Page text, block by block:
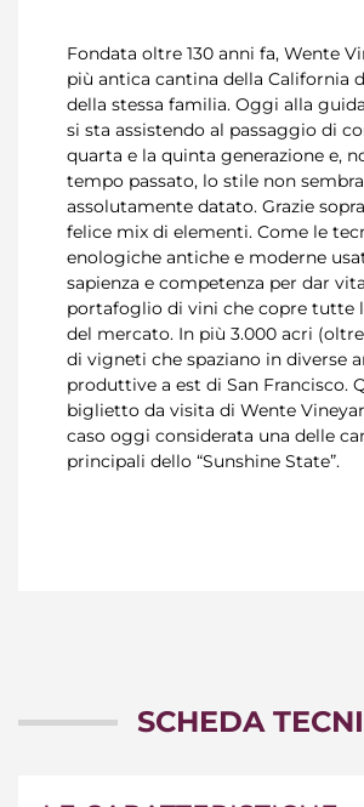
Fondata oltre 130 anni fa, Wente
più antica cantina della California
della stessa familia. Oggi alla
si sta assistendo al passaggio di
quarta e la quinta generazione e,
tempo passato, lo stile non sembra
assolutamente datato. Grazie
felice mix di elementi. Come le
enologiche antiche e moderne
sapienza e competenza per dar
portafoglio di vini che copre tutte
del mercato. In più 3.000 acri
di vigneti che spaziano in diverse
produttive a est di San Francisco.
biglietto da visita di Wente
caso oggi considerata una delle
principali dello “Sunshine State”.
SCHEDA